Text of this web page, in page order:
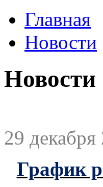
Главная
Новости
Новости
29 декабря
График